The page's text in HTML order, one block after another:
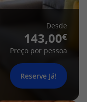
Desde
143,00
Preço por pessoa
Reserve Já!